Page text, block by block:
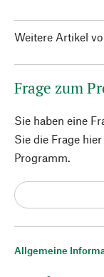
Allgemeine
Weitere Artikel
Frage zum
Sie haben eine
Sie die Frage
Programm.